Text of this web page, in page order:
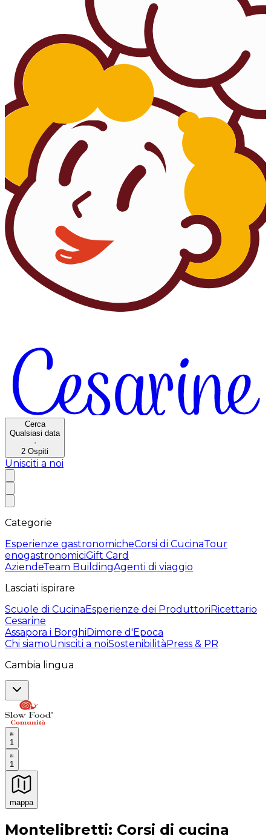
Cerca
Qualsiasi data
·
2 Ospiti
Unisciti a noi
Categorie
Esperienze gastronomicheCorsi di CucinaTour
enogastronomiciGift Card
AziendeTeam BuildingAgenti di viaggio
Lasciati ispirare
Scuole di CucinaEsperienze dei ProduttoriRicettario
Cesarine
Assapora i BorghiDimore d'Epoca
Chi siamoUnisciti a noiSostenibilitàPress & PR
Cambia lingua
1
1
mappa
Esperienze culinarie indimenticabili: Esperienze
Montelibretti: Corsi di cucina